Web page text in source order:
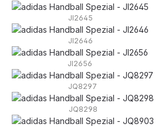
JI2645
JI2646
JI2656
JQ8297
JQ8298